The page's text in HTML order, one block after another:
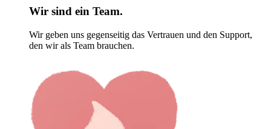
Wir sind ein Team.
Wir geben uns gegenseitig das Vertrauen und den Support,
den wir als Team brauchen.